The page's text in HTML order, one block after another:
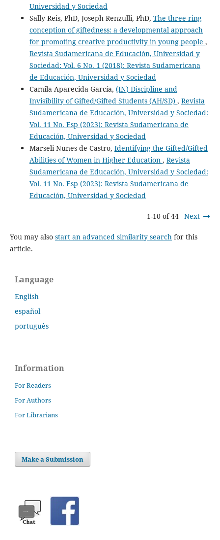
Universidad y Sociedad
Sally Reis, PhD, Joseph Renzulli, PhD, The three-ring
conception of giftedness: a developmental approach
for promoting creative productivity in young people ,
Revista Sudamericana de Educación, Universidad y
Sociedad: Vol. 6 No. 1 (2018): Revista Sudamericana
de Educación, Universidad y Sociedad
Camila Aparecida García, (IN) Discipline and
Invisibility of Gifted/Gifted Students (AH/SD) , Revista
Sudamericana de Educación, Universidad y Sociedad:
Vol. 11 No. Esp (2023): Revista Sudamericana de
Educación, Universidad y Sociedad
Marseli Nunes de Castro, Identifying the Gifted/Gifted
Abilities of Women in Higher Education , Revista
Sudamericana de Educación, Universidad y Sociedad:
Vol. 11 No. Esp (2023): Revista Sudamericana de
Educación, Universidad y Sociedad
1-10 of 44 Next
You may also start an advanced similarity searchfor this
article.
Language
English
español
português
Information
For Readers
For Authors
For Librarians
Make a Submission